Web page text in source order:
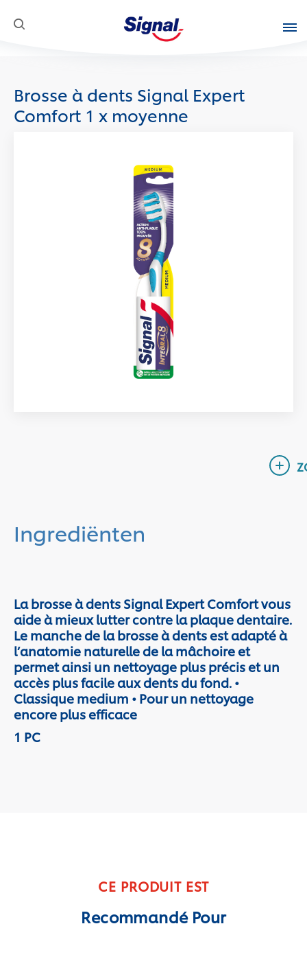
SKIP TO CONTENT
Une Question
Mission Sociale
Brosse à dents Signal Expert
Comfort 1 x moyenne
Ingrediënten
La brosse à dents Signal Expert Comfort vous
aide à mieux lutter contre la plaque dentaire.
Le manche de la brosse à dents est adapté à
l’anatomie naturelle de la mâchoire et
permet ainsi un nettoyage plus précis et un
accès plus facile aux dents du fond. •
Classique medium • Pour un nettoyage
encore plus efficace
1 PC
CE PRODUIT EST
Recommandé Pour